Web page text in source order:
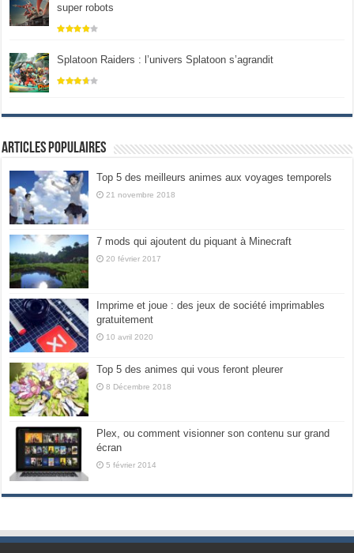
super robots
Splatoon Raiders : l’univers Splatoon s’agrandit
Articles populaires
Top 5 des meilleurs animes aux voyages temporels
21 novembre 2018
7 mods qui ajoutent du piquant à Minecraft
20 février 2017
Imprime et joue : des jeux de société imprimables
gratuitement
10 avril 2020
Top 5 des animes qui vous feront pleurer
8 Décembre 2018
Plex, ou comment visionner son contenu sur grand
écran
5 février 2014